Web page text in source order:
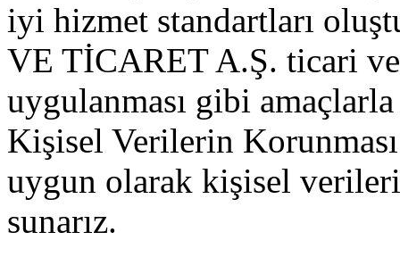
iyi hizmet standartları
VE TİCARET A.Ş. ticari
uygulanması gibi
Kişisel Verilerin
uygun olarak kişisel
sunarız.